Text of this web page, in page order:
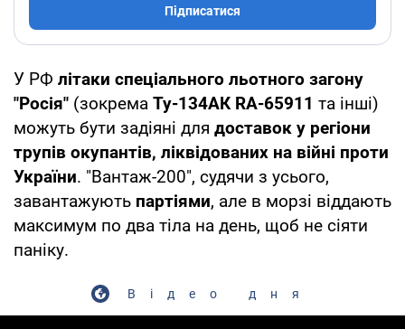
Підписатися
У РФ літаки спеціального льотного загону
"Росія" (зокрема Ту-134АК RA-65911 та інші)
можуть бути задіяні для доставок у регіони
трупів окупантів, ліквідованих на війні проти
України. "Вантаж-200", судячи з усього,
завантажують партіями, але в морзі віддають
максимум по два тіла на день, щоб не сіяти
паніку.
Відео дня